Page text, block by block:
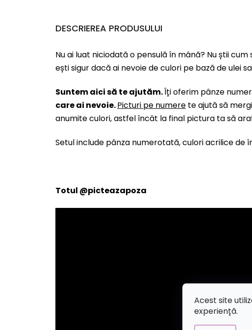
Acest site
experiență.
DESCRIEREA PRODUSULUI
Nu ai luat niciodată o pensulă în mână? Nu știi
ești sigur dacă ai nevoie de culori pe bază de ulei
Suntem aici să te ajutăm.Îți oferim pânze
care ai nevoie.Picturi pe numere te ajută să
anumite culori, astfel încât la final pictura ta să
Setul include pânza numerotată, culori acrilice de
Totul @picteazapoza